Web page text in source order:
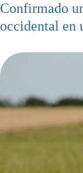
Confirmado
occidental en